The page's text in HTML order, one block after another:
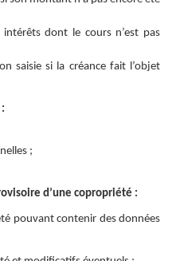
dont le cours n’est pas
saisie si la créance fait l’objet
;
d’une copropriété :
pouvant contenir des données